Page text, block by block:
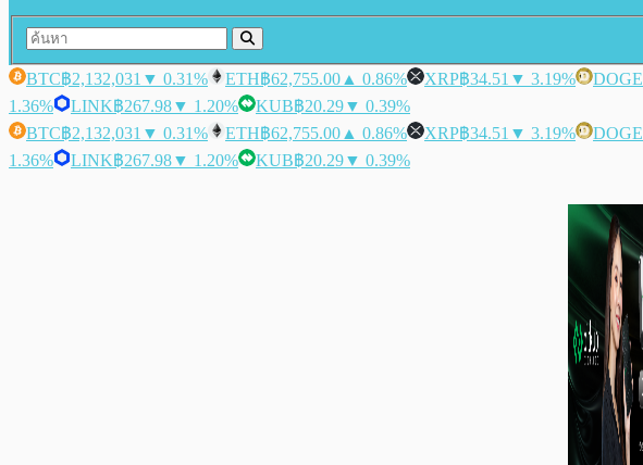
BTC฿2,132,031 ▼ 0.31% ETH฿62,755.00 ▲ 0.86% XRP฿34.51 ▼ 3.19% DOGE
1.36%
LINK฿267.98▼ 1.20% KUB฿20.29▼ 0.39%
BTC฿2,132,031 ▼ 0.31% ETH฿62,755.00 ▲ 0.86% XRP฿34.51 ▼ 3.19% DOGE
1.36%
LINK฿267.98▼ 1.20% KUB฿20.29▼ 0.39%